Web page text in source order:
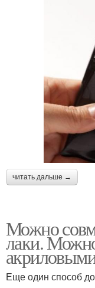
читать дальше →
Можно
лаки.
Еще один способ